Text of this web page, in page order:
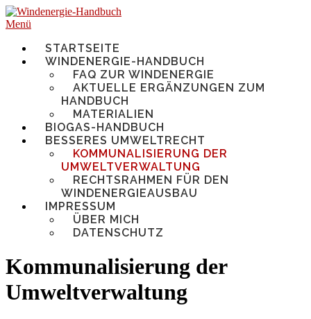
Zum
Inhalt
Menü
STARTSEITE
WINDENERGIE-HANDBUCH
FAQ ZUR WINDENERGIE
AKTUELLE ERGÄNZUNGEN ZUM
HANDBUCH
MATERIALIEN
BIOGAS-HANDBUCH
BESSERES UMWELTRECHT
KOMMUNALISIERUNG DER
UMWELTVERWALTUNG
RECHTSRAHMEN FÜR DEN
WINDENERGIEAUSBAU
IMPRESSUM
ÜBER MICH
DATENSCHUTZ
Kommunalisierung der
Umweltverwaltung